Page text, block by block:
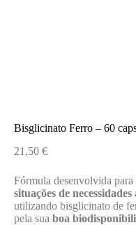
Bisglicinato Ferro – 60
21,50 €
Fórmula desenvolvida para
situações de
utilizando bisglicinato de
pela sua boa